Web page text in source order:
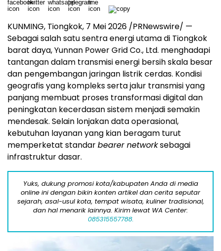
KUNMING, Tiongkok, 7 Mei 2026 /PRNewswire/ —
Sebagai salah satu sentra energi utama di Tiongkok
barat daya, Yunnan Power Grid Co., Ltd. menghadapi
tantangan dalam transmisi energi bersih skala besar
dan pengembangan jaringan listrik cerdas. Kondisi
geografis yang kompleks serta jalur transmisi yang
panjang membuat proses transformasi digital dan
peningkatan kecerdasan sistem menjadi semakin
mendesak. Selain lonjakan data operasional,
kebutuhan layanan yang kian beragam turut
memperketat standarbearer networksebagai
infrastruktur dasar.
Yuks, dukung promosi kota/kabupaten Anda di media
online ini dengan bikin konten artikel dan cerita seputar
sejarah, asal-usul kota, tempat wisata, kuliner tradisional,
dan hal menarik lainnya. Kirim lewat WA Center:
085315557788.